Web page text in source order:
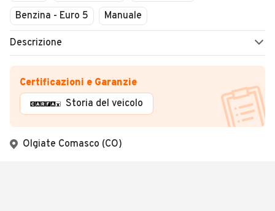
Benzina - Euro 5
Manuale
Descrizione
Certificazioni e Garanzie
Storia del veicolo
Olgiate Comasco (CO)